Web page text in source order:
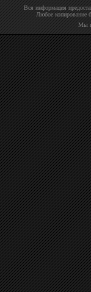
Вся информация
Любое копирование
Мы